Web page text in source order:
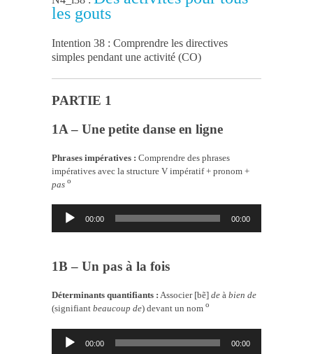
les gouts
Intention 38 : Comprendre les directives
simples pendant une activité (CO)
PARTIE 1
1A – Une petite danse en ligne
Phrases impératives : Comprendre des phrases
impératives avec la structure V impératif + pronom +
pas o
Lecteur
audio
00:00 00:00
1B – Un pas à la fois
Déterminants quantifiants : Associer [bẽ] de à bien de
(signifiant beaucoup de) devant un nom o
Lecteur
audio
00:00 00:00